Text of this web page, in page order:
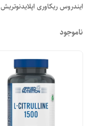
ایندروس ریکاوری اپلایدنوتریش
ناموجود